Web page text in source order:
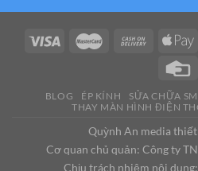
BLOG ÉP KÍNH SỬA CHỮA
THAY MÀN HÌNH ĐIỆN
Quỳnh An media thiết
Cơ quan chủ quản: Công ty
Chịu trách nhiệm nội